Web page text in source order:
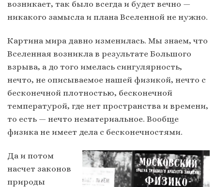
возникает, так было всегда и будет вечно —
никакого замысла и плана Вселенной не нужно.
Картина мира давно изменилась. Мы знаем, что
Вселенная возникла в результате Большого
взрыва, а до того имелась сингулярность,
нечто, не описываемое нашей физикой, нечто с
бесконечной плотностью, бесконечной
температурой, где нет пространства и времени,
то есть — нечто нематериальное. Вообще
физика не имеет дела с бесконечностями.
Да и потом
насчет законов
природы